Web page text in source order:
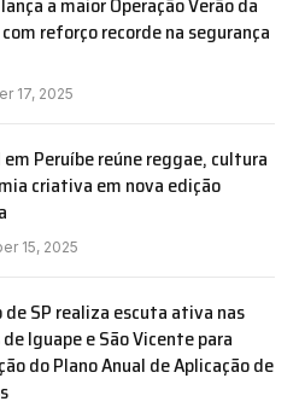
reforço recorde na segurança
17, 2025
Peruíbe reúne reggae, cultura
criativa em nova edição
15, 2025
de SP realiza escuta ativa nas
Iguape e São Vicente para
do Plano Anual de Aplicação de